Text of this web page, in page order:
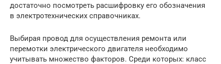
достаточно посмотреть расшифровку его обозначения
в электротехнических справочниках.
Выбирая провод для осуществления ремонта или
перемотки электрического двигателя необходимо
учитывать множество факторов. Среди которых: класс